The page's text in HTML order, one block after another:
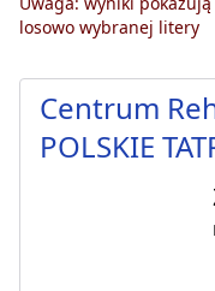
losowo wybranej litery
Centrum
POLSKIE